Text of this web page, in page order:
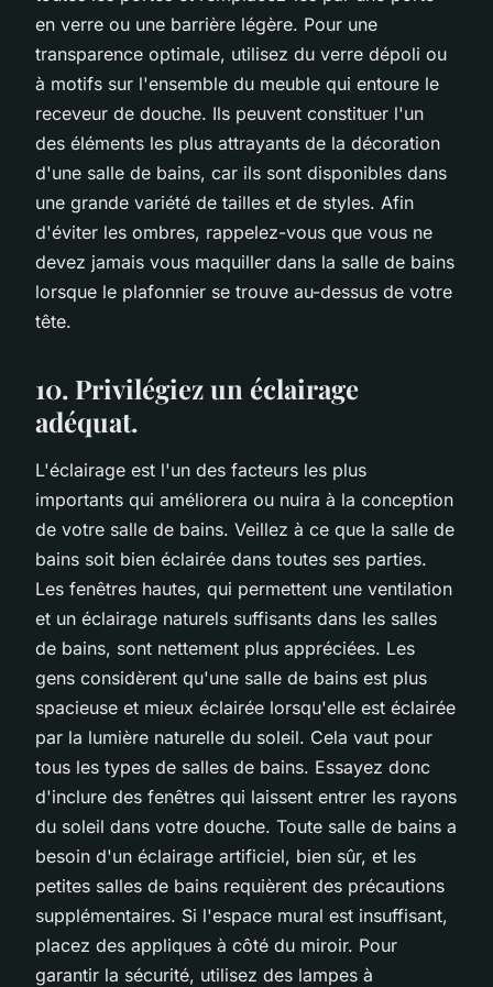
en verre ou une barrière légère. Pour une
transparence optimale, utilisez du verre dépoli ou
à motifs sur l'ensemble du meuble qui entoure le
receveur de douche. Ils peuvent constituer l'un
des éléments les plus attrayants de la décoration
d'une salle de bains, car ils sont disponibles dans
une grande variété de tailles et de styles. Afin
d'éviter les ombres, rappelez-vous que vous ne
devez jamais vous maquiller dans la salle de bains
lorsque le plafonnier se trouve au-dessus de votre
tête.
10. Privilégiez un éclairage
adéquat.
L'éclairage est l'un des facteurs les plus
importants qui améliorera ou nuira à la conception
de votre salle de bains. Veillez à ce que la salle de
bains soit bien éclairée dans toutes ses parties.
Les fenêtres hautes, qui permettent une ventilation
et un éclairage naturels suffisants dans les salles
de bains, sont nettement plus appréciées. Les
gens considèrent qu'une salle de bains est plus
spacieuse et mieux éclairée lorsqu'elle est éclairée
par la lumière naturelle du soleil. Cela vaut pour
tous les types de salles de bains. Essayez donc
d'inclure des fenêtres qui laissent entrer les rayons
du soleil dans votre douche. Toute salle de bains a
besoin d'un éclairage artificiel, bien sûr, et les
petites salles de bains requièrent des précautions
supplémentaires. Si l'espace mural est insuffisant,
placez des appliques à côté du miroir. Pour
garantir la sécurité, utilisez des lampes à